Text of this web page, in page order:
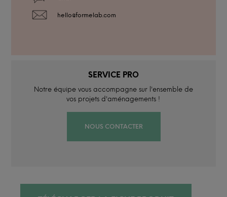
hello@formelab.com
SERVICE PRO
Notre équipe vous accompagne sur l'ensemble de
vos projets d'aménagements !
NOUS CONTACTER